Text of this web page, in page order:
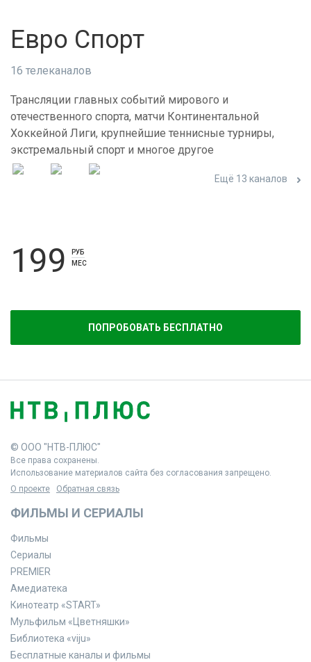
Евро Спорт
16 телеканалов
Трансляции главных событий мирового и
отечественного спорта, матчи Континентальной
Хоккейной Лиги, крупнейшие теннисные турниры,
экстремальный спорт и многое другое
Ещё 13 каналов
199
РУБ
МЕС
ПОПРОБОВАТЬ БЕСПЛАТНО
© ООО "НТВ-ПЛЮС"
Все права сохранены.
Использование материалов сайта без согласования запрещено.
О проекте
Обратная связь
ФИЛЬМЫ И СЕРИАЛЫ
Фильмы
Сериалы
PREMIER
Амедиатека
Кинотеатр «START»
Мульфильм «Цветняшки»
Библиотека «viju»
Бесплатные каналы и фильмы